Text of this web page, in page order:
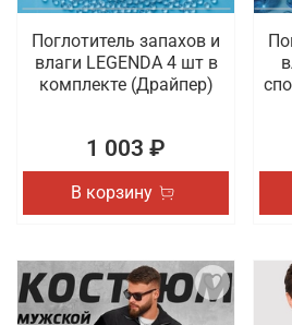
Поглотитель запахов и
влаги LEGENDA 4 шт в
комплекте (Драйпер)
1 003 ₽
В корзину